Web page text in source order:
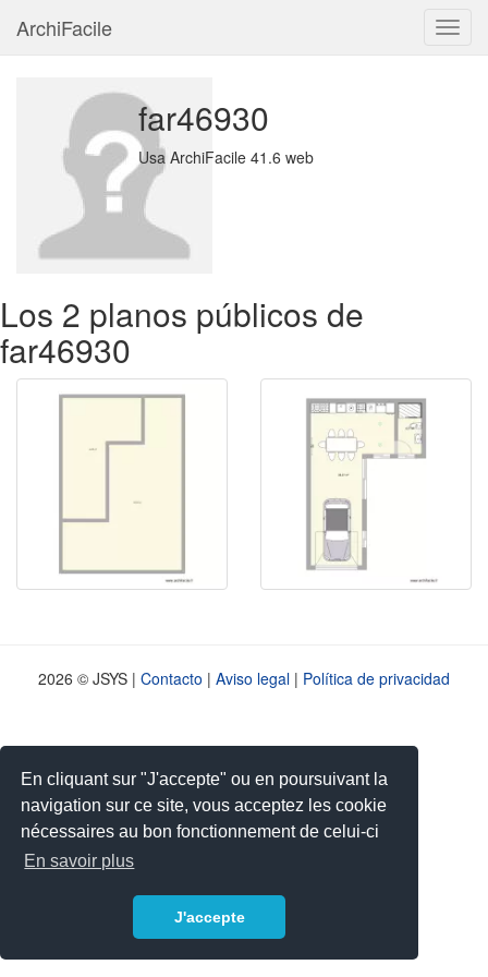
En cliquant sur "J'accepte" ou en poursuivant la
navigation sur ce site, vous acceptez les cookie
nécessaires au bon fonctionnement de celui-ci
En savoir plus
J'accepte
ArchiFacile
far46930
Usa ArchiFacile 41.6 web
Los 2 planos públicos de
far46930
2026 © JSYS | Contacto | Aviso legal | Política de privacidad